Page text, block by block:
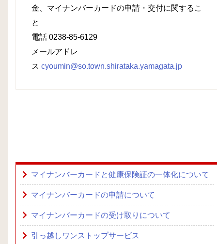
金、マイナンバーカードの申請・交付に関するこ
と
電話 0238-85-6129
メールアドレ
ス cyoumin@so.town.shirataka.yamagata.jp
マイナンバーカードと健康保険証の一体化について
マイナンバーカードの申請について
マイナンバーカードの受け取りについて
引っ越しワンストップサービス